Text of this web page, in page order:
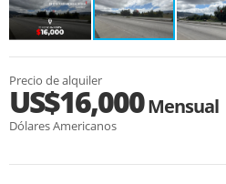
Precio de alquiler
US$16,000Mensual
Dólares Americanos